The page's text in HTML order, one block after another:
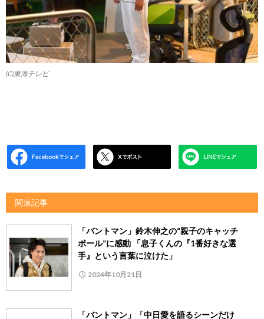
(C)東海テレビ
関連記事
「バントマン」鈴木伸之の“親子のキャッチ
ボール”に感動 「息子くんの『1番好きな選
手』という言葉に泣けた」
2024年10月21日
「バントマン」「中日愛を語るシーンだけ